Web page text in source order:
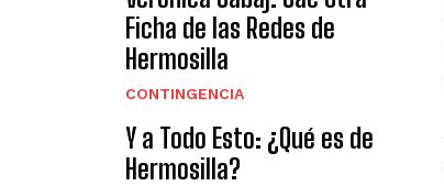
Ficha de las Redes de
Hermosilla
CONTINGENCIA
Y a Todo Esto: ¿Qué es de
Hermosilla?